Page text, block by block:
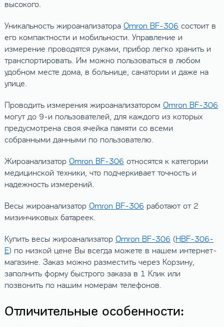
высокого.
Уникальность жироанализатора Omron BF-306 состоит в
его компактности и мобильности. Управление и
измерение проводятся руками, прибор легко хранить и
транспортировать. Им можно пользоваться в любом
удобном месте дома, в больнице, санатории и даже на
улице.
Проводить измерения жироанализатором Omron BF-306
могут до 9-и пользователей, для каждого из которых
предусмотрена своя ячейка памяти со всеми
собранными данными по пользователю.
Жироанализатор Omron BF-306 относятся к категории
медицинской техники, что подчеркивает точность и
надежность измерений.
Весы жироанализатор Omron BF-306 работают от 2
мизинчиковых батареек.
Купить весы жироанализатор Omron BF-306 (HBF-306-
E) по низкой цене Вы всегда можете в нашем интернет-
магазине. Заказ можно разместить через Корзину,
заполнить форму быстрого заказа в 1 Клик или
позвонить по нашим номерам телефонов.
Отличительные особенности: